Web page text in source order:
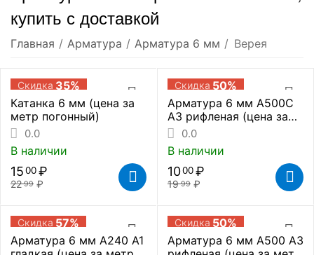
купить с доставкой
Главная / Арматура / Арматура 6 мм / Верея
Скидка 35%
Катанка 6 мм (цена за
метр погонный)
0.0
В наличии
22 99 ₽
1500 ₽
Скидка 50%
Арматура 6 мм А500С
А3 рифленая (цена за
метр погонный)
0.0
В наличии
19 99 ₽
1000 ₽
Скидка 57%
Арматура 6 мм А240 А1
Скидка 50%
Арматура 6 мм А500 А3